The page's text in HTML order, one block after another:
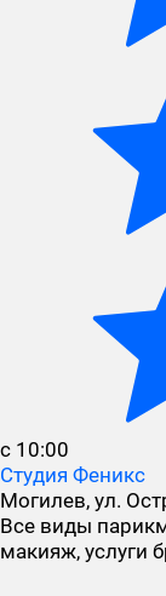
с 10:00
Студия Феникс
Могилев, ул.
Все виды
макияж, услуги